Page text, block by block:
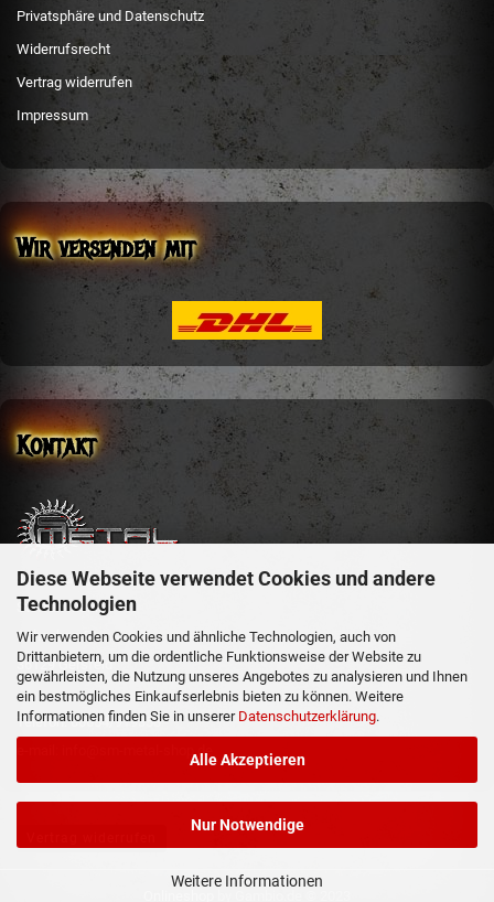
Diese Webseite verwendet Cookies und andere
Technologien
Wir verwenden Cookies und ähnliche Technologien, auch von
Drittanbietern, um die ordentliche Funktionsweise der Website zu
gewährleisten, die Nutzung unseres Angebotes zu analysieren und Ihnen
ein bestmögliches Einkaufserlebnis bieten zu können. Weitere
Informationen finden Sie in unserer Datenschutzerklärung.
Alle Akzeptieren
Nur Notwendige
Weitere Informationen
Privatsphäre und Datenschutz
Widerrufsrecht
Vertrag widerrufen
Impressum
Wir versenden mit
Kontakt
sm-metal-shop
Steffen Mehler
Schachen 51
36129 Gersfeld
Telefon: 06654/919358
e-mail: info@sm-metal-shop.de